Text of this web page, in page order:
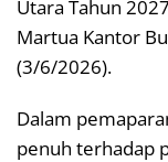
Utara Tahun
Martua Kantor
(3/6/2026).
Dalam
penuh terhadap